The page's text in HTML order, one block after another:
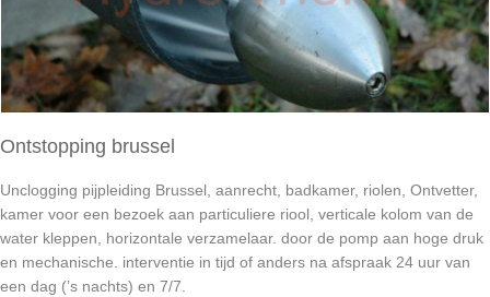
Ontstopping brussel
Unclogging pijpleiding Brussel, aanrecht, badkamer, riolen, Ontvetter,
kamer voor een bezoek aan particuliere riool, verticale kolom van de
water kleppen, horizontale verzamelaar. door de pomp aan hoge druk
en mechanische. interventie in tijd of anders na afspraak 24 uur van
een dag (’s nachts) en 7/7.